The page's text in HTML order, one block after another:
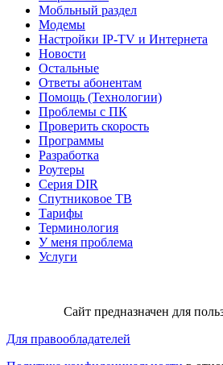
Мобльный раздел
Модемы
Настройки IP-TV и Интернета
Новости
Остальные
Ответы абонентам
Помощь (Технологии)
Проблемы с ПК
Проверить скорость
Программы
Разработка
Роутеры
Серия DIR
Спутниковое ТВ
Тарифы
Терминология
У меня проблема
Услуги
Сайт предназначен для
Для правообладателей